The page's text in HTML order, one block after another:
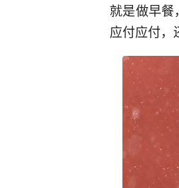
就是做早
应付应付，